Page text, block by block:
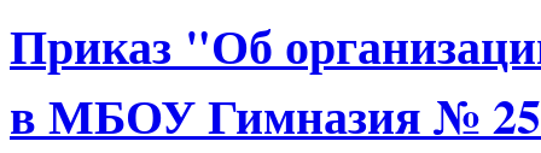
Приказ "Об
в МБОУ Гимназия № 25